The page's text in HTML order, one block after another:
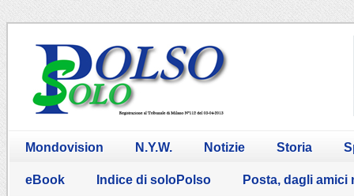
Mondovision N.Y.W. Notizie Storia
eBook Indice di soloPolso Posta, dagli amici